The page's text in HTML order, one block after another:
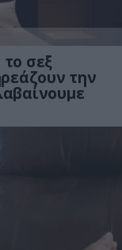
σεξ
την